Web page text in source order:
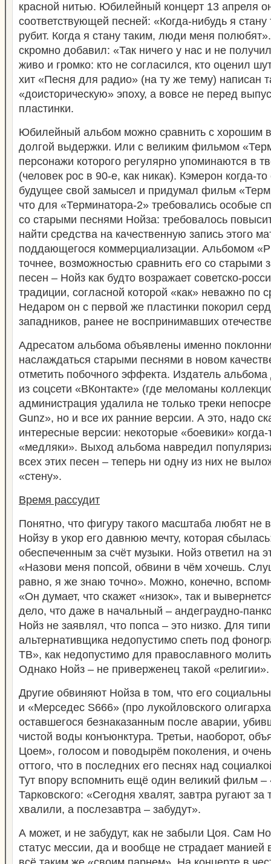
красной нитью. Юбилейный концерт 13 апреля
соответствующей песней: «Когда-нибудь я стану
рубит. Когда я стану таким, люди меня
скромно добавил: «Так ничего у нас и не
живо и громко: кто не согласился, кто оценил
хит «Песня для радио» (на ту же тему) написан
«доисторическую» эпоху, а вовсе не перед
пластинки.
Юбилейный альбом можно сравнить с хорошим
долгой выдержки. Или с великим фильмом
персонажи которого регулярно упоминаются в
(человек рос в 90-е, как никак). Кэмерон когда-
будущее свой замысел и придумал фильм
что для «Терминатора-2» требовались особые
со старыми песнями Нойза: требовалось
найти средства на качественную запись этого
поддающегося коммерциализации. Альбомом
точнее, возможностью сравнить его со старыми
песен – Нойз как будто возражает советско-
традиции, согласной которой «как» неважно по
Недаром он с первой же пластинки покорил
западников, ранее не воспринимавших
Адресатом альбома объявлены именно
наслаждаться старыми песнями в новом
отметить побочного эффекта. Издатель альбома
из соцсети «ВКонтакте» (где меломаны
администрация удалила не только треки
Gunz», но и все их ранние версии. А это, надо
интересные версии: некоторые «боевики» когда-
«медляки». Выход альбома навредил
всех этих песен – теперь ни одну из них не
«стену».
Время рассудит
Понятно, что фигуру такого масштаба любят не
Нойзу в укор его давнюю мечту, которая
обеспеченным за счёт музыки. Нойз ответил на
«Назови меня попсой, обвини в чём хочешь.
равно, я же знаю точно». Можно, конечно,
«Он думает, что скажет «низок», так и
дело, что даже в начальный – андеграудно-
Нойз не заявлял, что попса – это низко. Для
альтернативщика недопустимо спеть под
ТВ», как недопустимо для православного
Однако Нойз – не приверженец такой «религии».
Другие обвиняют Нойза в том, что его
и «Мерседес S666» (про лукойловского
оставшегося безнаказанным после аварии,
чистой воды конъюнктура. Третьи, наоборот,
Цоем», голосом и поводырём поколения, и
оттого, что в последних его песнях над
Тут впору вспомнить ещё один великий фильм
Тарковского: «Сегодня хвалят, завтра ругают за
хвалили, а послезавтра – забудут».
А может, и не забудут, как не забыли Цоя. Сам
статус мессии, да и вообще не страдает манией